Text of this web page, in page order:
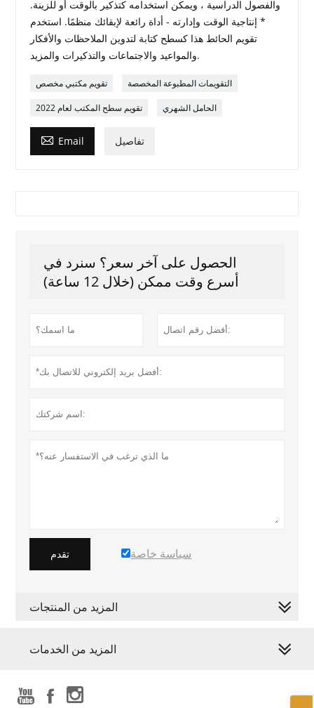
والفصول الدراسية ، ويمكن استخدامه كتذكير بالوقت أو للزينة.
* إنتاجية الوقت وإدارته - أداة رائعة لإبقائك منظمًا. استخدم
تقويم الحائط هذا كسطح كتابة لتدوين الملاحظات والأفكار
والمواعيد والاجتماعات والتذكيرات والمزيد.
تقويم مكتبي مخصص التقويمات المطبوعة المخصصة
تقويم سطح المكتب لعام 2022 الحامل الشهري
 Email تفاصيل
الحصول على آخر سعر؟ سنرد في
أسرع وقت ممكن (خلال 12 ساعة)
تقدم سياسة خاصة
المزيد من المنتجات
المزيد من الخدمات
  